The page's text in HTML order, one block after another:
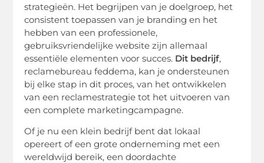
strategieën. Het begrijpen van je doelgroep, het
consistent toepassen van je branding en het
hebben van een professionele,
gebruiksvriendelijke website zijn allemaal
essentiële elementen voor succes. Dit bedrijf,
reclamebureau feddema, kan je ondersteunen
bij elke stap in dit proces, van het ontwikkelen
van een reclamestrategie tot het uitvoeren van
een complete marketingcampagne.
Of je nu een klein bedrijf bent dat lokaal
opereert of een grote onderneming met een
wereldwijd bereik, een doordachte